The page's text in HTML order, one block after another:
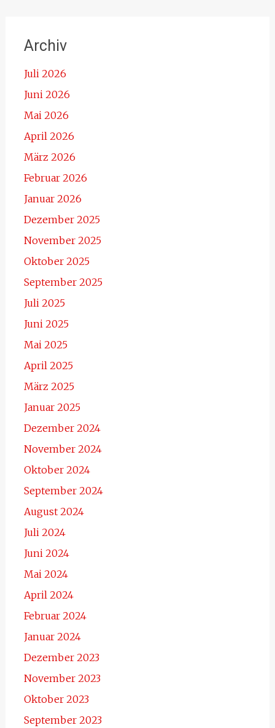
Archiv
Juli 2026
Juni 2026
Mai 2026
April 2026
März 2026
Februar 2026
Januar 2026
Dezember 2025
November 2025
Oktober 2025
September 2025
Juli 2025
Juni 2025
Mai 2025
April 2025
März 2025
Januar 2025
Dezember 2024
November 2024
Oktober 2024
September 2024
August 2024
Juli 2024
Juni 2024
Mai 2024
April 2024
Februar 2024
Januar 2024
Dezember 2023
November 2023
Oktober 2023
September 2023